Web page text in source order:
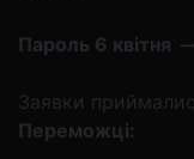
Пароль 6 квітня
Заявки
Переможці: